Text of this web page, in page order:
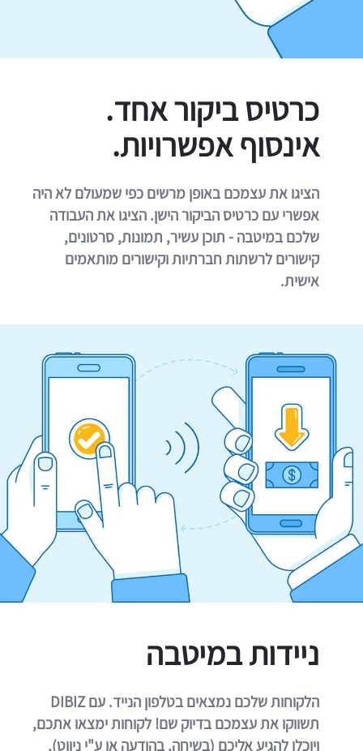
כרטיס ביקור אחד.
אינסוף אפשרויות.
הציגו את עצמכם באופן מרשים כפי שמעולם לא היה
אפשרי עם כרטיס הביקור הישן. הציגו את העבודה
שלכם במיטבה - תוכן עשיר, תמונות, סרטונים,
קישורים לרשתות חברתיות וקישורים מותאמים
אישית.
ניידות במיטבה
הלקוחות שלכם נמצאים בטלפון הנייד. עם DIBIZ
תשווקו את עצמכם בדיוק שם! לקוחות ימצאו אתכם,
ויוכלו להגיע אליכם (בשיחה, בהודעה או ע"י ניווט),